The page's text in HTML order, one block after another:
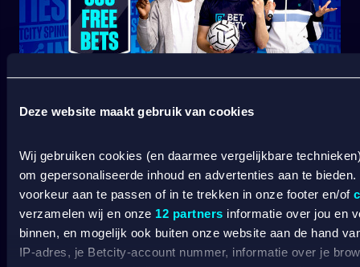
Deze website maakt gebruik van cookies
Wij gebruiken cookies (en daarmee vergelijkbare
om gepersonaliseerde inhoud en advertenties aan te
voorkeur aan te passen of in te trekken in onze footer en/of
verzamelen wij en onze 12 partners informatie over jou en
binnen, en mogelijk ook buiten onze website aan de hand
IP-adres, je Betcity-account nummer, informatie over je
SPORT WELKOMSTBONUS
Wat kost gokken jou? Stop op tijd. 18+ SPEEL
VERANTWOORD
BETCITY